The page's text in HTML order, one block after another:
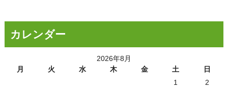
カレンダー
2026年8月
月
火 水 木 金 土
日
1
2